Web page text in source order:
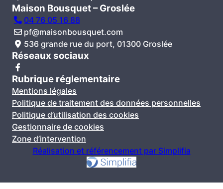
Maison Bousquet – Groslée
04 76 05 16 88
pf@maisonbousquet.com
536 grande rue du port, 01300 Groslée
Réseaux sociaux
Rubrique réglementaire
Mentions légales
Politique de traitement des données personnelles
Politique d’utilisation des cookies
Gestionnaire de cookies
Zone d’intervention
Réalisation et référencement par Simplifia